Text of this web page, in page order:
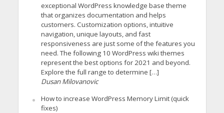
exceptional WordPress knowledge base theme
that organizes documentation and helps
customers. Customization options, intuitive
navigation, unique layouts, and fast
responsiveness are just some of the features you
need. The following 10 WordPress wiki themes
represent the best options for 2021 and beyond.
Explore the full range to determine […]
Dusan Milovanovic
How to increase WordPress Memory Limit (quick
fixes)